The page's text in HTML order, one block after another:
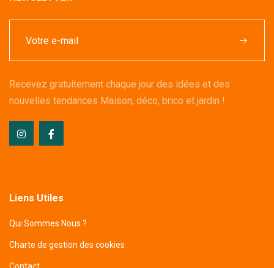
Recevez gratuitement chaque jour des idées et des
nouvelles tendances Maison, déco, brico et jardin !
Liens Utiles
Qui Sommes Nous ?
Charte de gestion des cookies